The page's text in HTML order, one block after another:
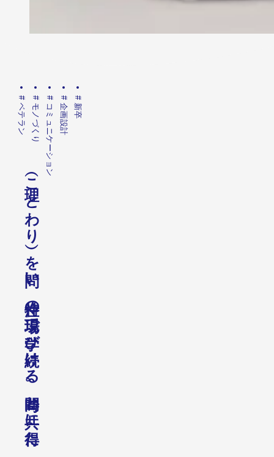
#
新卒
#
企画設計
#
コミュニケーション
#
モノづくり
#
ベテラン
こ
と
わ
り
を
い
、
の
で
び
け
る
。
と
に
た
、